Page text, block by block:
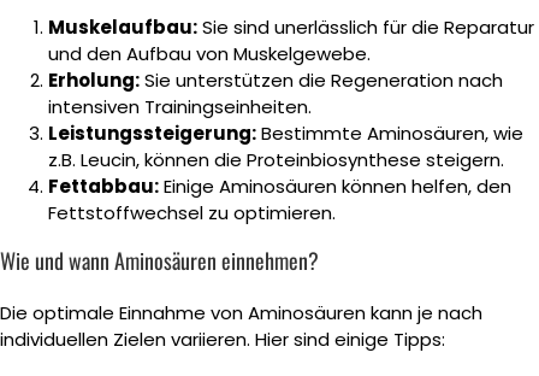
Muskelaufbau:Sie sind unerlässlich für die Reparatur
und den Aufbau von Muskelgewebe.
Erholung:Sie unterstützen die Regeneration nach
intensiven Trainingseinheiten.
Leistungssteigerung:Bestimmte Aminosäuren, wie
z.B. Leucin, können die Proteinbiosynthese steigern.
Fettabbau:Einige Aminosäuren können helfen, den
Fettstoffwechsel zu optimieren.
Wie und wann Aminosäuren einnehmen?
Die optimale Einnahme von Aminosäuren kann je nach
individuellen Zielen variieren. Hier sind einige Tipps: